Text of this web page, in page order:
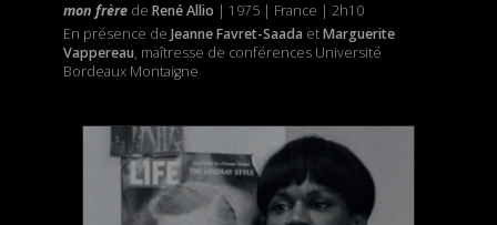
mon frèrede René Allio | 1975 | France | 2h10
En présence de Jeanne Favret-Saada etMarguerite
Vappereau, maîtresse de conférences Université
Bordeaux Montaigne